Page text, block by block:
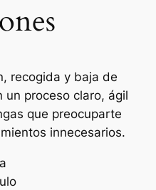
recogida y baja de
un proceso claro, ágil
que preocuparte
innecesarios.